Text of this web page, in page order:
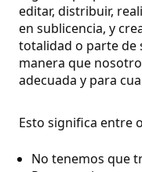
editar, distribuir,
en sublicencia, y
totalidad o parte de
manera que
adecuada y para
Esto significa entre
No tenemos que